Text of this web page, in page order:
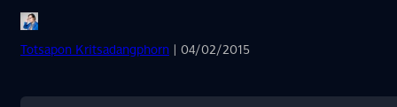
Totsapon Kritsadangphorn | 04/02/2015